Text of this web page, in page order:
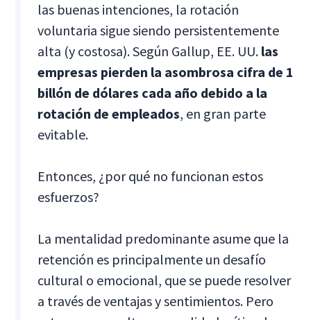
las buenas intenciones, la rotación
voluntaria sigue siendo persistentemente
alta (y costosa). Según Gallup, EE. UU. las
empresas pierden la asombrosa cifra de 1
billón de dólares cada año debido a la
rotación de empleados, en gran parte
evitable.
Entonces, ¿por qué no funcionan estos
esfuerzos?
La mentalidad predominante asume que la
retención es principalmente un desafío
cultural o emocional, que se puede resolver
a través de ventajas y sentimientos. Pero